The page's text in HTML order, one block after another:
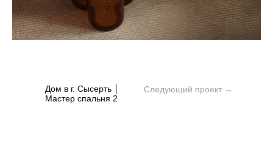
Следующий проект →
Дом в г. Сысерть │
Мастер спальня 2